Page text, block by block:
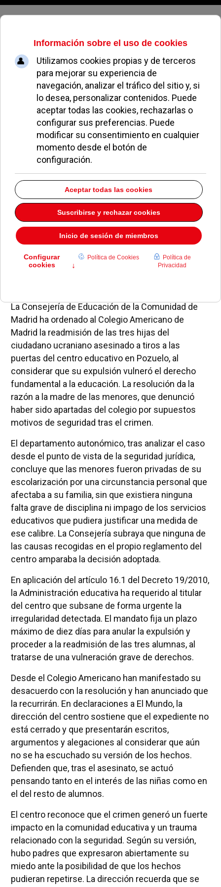
Sábado, 08 de agosto de 2026
La Comunidad obliga al Colegio
Americano a readmitir a las hijas
del ucraniano asesinado en
Pozuelo
ALEJANDRO MORENO NOTICIAS DE POZUELO 03 FEBRERO 2026
La Consejería de Educación de la Comunidad de
Madrid ha ordenado al Colegio Americano de
Madrid la readmisión de las tres hijas del
ciudadano ucraniano asesinado a tiros a las
puertas del centro educativo en Pozuelo, al
considerar que su expulsión vulneró el derecho
fundamental a la educación. La resolución da la
razón a la madre de las menores, que denunció
haber sido apartadas del colegio por supuestos
motivos de seguridad tras el crimen.
El departamento autonómico, tras analizar el caso
desde el punto de vista de la seguridad jurídica,
concluye que las menores fueron privadas de su
escolarización por una circunstancia personal que
afectaba a su familia, sin que existiera ninguna
falta grave de disciplina ni impago de los servicios
educativos que pudiera justificar una medida de
ese calibre. La Consejería subraya que ninguna de
las causas recogidas en el propio reglamento del
centro amparaba la decisión adoptada.
En aplicación del artículo 16.1 del Decreto 19/2010,
la Administración educativa ha requerido al titular
del centro que subsane de forma urgente la
irregularidad detectada. El mandato fija un plazo
máximo de diez días para anular la expulsión y
proceder a la readmisión de las tres alumnas, al
tratarse de una vulneración grave de derechos.
Desde el Colegio Americano han manifestado su
desacuerdo con la resolución y han anunciado que
la recurrirán. En declaraciones a El Mundo, la
dirección del centro sostiene que el expediente no
está cerrado y que presentarán escritos,
argumentos y alegaciones al considerar que aún
no se ha escuchado su versión de los hechos.
Defienden que, tras el asesinato, se actuó
pensando tanto en el interés de las niñas como en
el del resto de alumnos.
El centro reconoce que el crimen generó un fuerte
impacto en la comunidad educativa y un trauma
relacionado con la seguridad. Según su versión,
hubo padres que expresaron abiertamente su
miedo ante la posibilidad de que los hechos
pudieran repetirse. La dirección recuerda que se